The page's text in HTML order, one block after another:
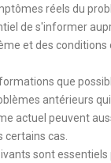
réels du
de s'informer
et des conditions
que
antérieurs
actuel peuvent
certains cas.
sont